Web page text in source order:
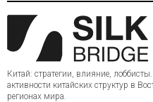
Китай: стратегии, влияние,
активности китайских структур в
регионах мира.